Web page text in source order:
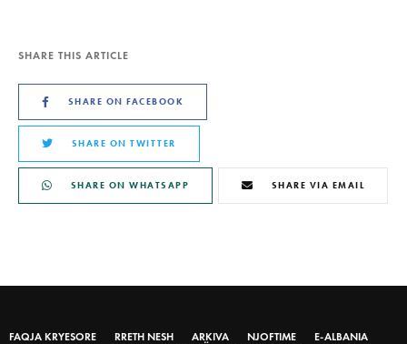
SHARE THIS ARTICLE
SHARE ON FACEBOOK
SHARE ON TWITTER
SHARE ON WHATSAPP SHARE VIA EMAIL
FAQJA KRYESORE RRETH NESH ARKIVA NJOFTIME
E-ALBANIA